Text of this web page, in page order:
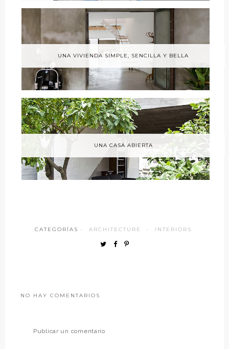
UNA VIVIENDA SIMPLE, SENCILLA Y BELLA
UNA CASA ABIERTA
CATEGORÍAS · ARCHITECTURE · INTERIORS
NO HAY COMENTARIOS
Publicar un comentario